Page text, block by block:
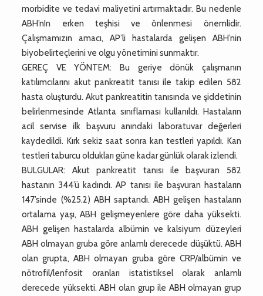
morbidite ve tedavi maliyetini artırmaktadır. Bu nedenle
ABH’nIn erken teşhisi ve önlenmesi önemlidir.
Çalışmamızın amacı, AP’li hastalarda gelişen ABH’nin
biyobelirteçlerini ve olgu yönetimini sunmaktır.
GEREÇ VE YÖNTEM: Bu geriye dönük çalışmanın
katılımcılarını akut pankreatit tanısı ile takip edilen 582
hasta oluşturdu. Akut pankreatitin tanısında ve şiddetinin
belirlenmesinde Atlanta sınıflaması kullanıldı. Hastaların
acil servise ilk başvuru anındaki laboratuvar değerleri
kaydedildi. Kırk sekiz saat sonra kan testleri yapıldı. Kan
testleri taburcu oldukları güne kadar günlük olarak izlendi.
BULGULAR: Akut pankreatit tanısı ile başvuran 582
hastanın 344’ü kadındı. AP tanısı ile başvuran hastaların
147’sinde (%25.2) ABH saptandı. ABH gelişen hastaların
ortalama yaşı, ABH gelişmeyenlere göre daha yüksekti.
ABH gelişen hastalarda albümin ve kalsiyum düzeyleri
ABH olmayan gruba göre anlamlı derecede düşüktü. ABH
olan grupta, ABH olmayan gruba göre CRP/albümin ve
nötrofil/lenfosit oranları istatistiksel olarak anlamlı
derecede yüksekti. ABH olan grup ile ABH olmayan grup